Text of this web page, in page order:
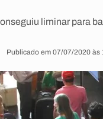
liminar para
Publicado em 07/07/2020